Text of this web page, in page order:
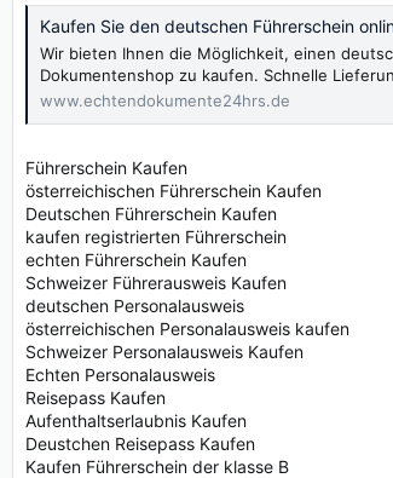
Kaufen Sie den deutschen Führerschein
Wir bieten Ihnen die Möglichkeit, einen
Dokumentenshop zu kaufen. Schnelle
www.echtendokumente24hrs.de
Führerschein Kaufen
österreichischen Führerschein Kaufen
Deutschen Führerschein Kaufen
kaufen registrierten Führerschein
echten Führerschein Kaufen
Schweizer Führerausweis Kaufen
deutschen Personalausweis
österreichischen Personalausweis kaufen
Schweizer Personalausweis Kaufen
Echten Personalausweis
Reisepass Kaufen
Aufenthaltserlaubnis Kaufen
Deustchen Reisepass Kaufen
Kaufen Führerschein der klasse B